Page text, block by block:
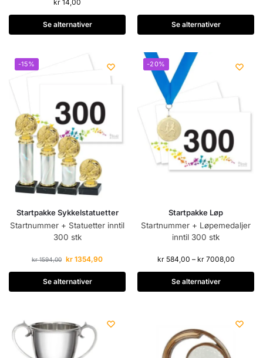
kr 14,00
Se alternativer Se alternativer
-15%
Startpakke Sykkelstatuetter
Startnummer + Statuetter inntil
300 stk
kr1594,00 kr 1354,90
Se alternativer
-20%
Startpakke Løp
Startnummer + Løpemedaljer
inntil 300 stk
kr584,00 – kr7008,00
Se alternativer